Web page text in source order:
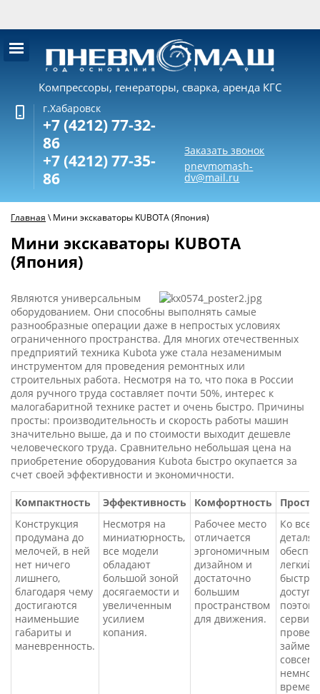
Компрессоры, генераторы, сварка, аренда КГС
г.Хабаровск
+7 (4212) 77-32-
86
+7 (4212) 77-35-
86
Заказать звонок
pnevmomash-
dv@mail.ru
Главная \Мини экскаваторы KUBOTA (Япония)
Мини экскаваторы KUBOTA
(Япония)
Являются универсальным
оборудованием. Они способны выполнять самые
разнообразные операции даже в непростых условиях
ограниченного пространства. Для многих отечественных
предприятий техника Kubota уже стала незаменимым
инструментом для проведения ремонтных или
строительных работа. Несмотря на то, что пока в России
доля ручного труда составляет почти 50%, интерес к
малогабаритной технике растет и очень быстро. Причины
просты: производительность и скорость работы машин
значительно выше, да и по стоимости выходит дешевле
человеческого труда. Сравнительно небольшая цена на
приобретение оборудования Kubota быстро окупается за
счет своей эффективности и экономичности.
Компактность Эффективность Комфортность
Конструкция
продумана до
мелочей, в ней
нет ничего
лишнего,
благодаря чему
достигаются
наименьшие
габариты и
маневренность.
Несмотря на
миниатюрность,
все модели
обладают
большой зоной
досягаемости и
увеличенным
усилием
копания.
Рабочее место
отличается
эргономичным
дизайном и
достаточно
большим
пространством
для движения.
Ко всем
деталям
легкий
доступ,
поэтому
займет
совсем